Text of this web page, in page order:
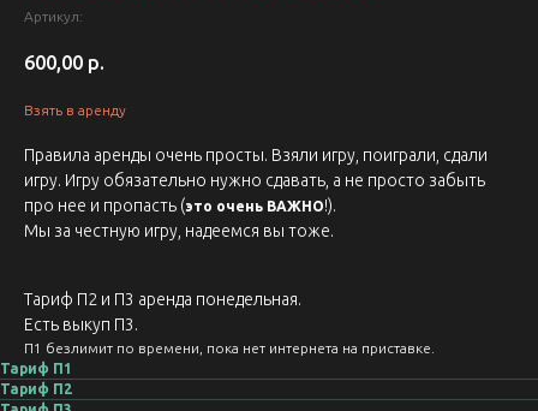
Артикул:
600,00 р.
Взять в аренду
Правила аренды очень просты. Взяли игру, поиграли, сдали
игру. Игру обязательно нужно сдавать, а не просто забыть
про нее и пропасть (это очень ВАЖНО!).
Мы за честную игру, надеемся вы тоже.
Тариф П2 и П3 аренда понедельная.
Есть выкуп П3.
П1 безлимит по времени, пока нет интернета на приставке.
Тариф П1
Тариф П2